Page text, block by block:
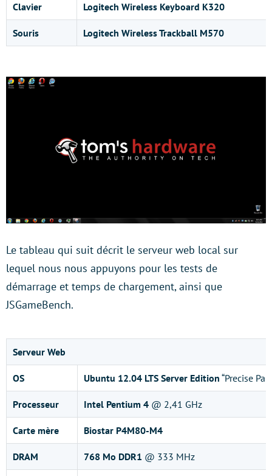
Clavier Logitech Wireless Keyboard K320
Souris Logitech Wireless Trackball M570
Le tableau qui suit décrit le serveur web local sur
lequel nous nous appuyons pour les tests de
démarrage et temps de chargement, ainsi que
JSGameBench.
Serveur Web
OS Ubuntu 12.04 LTS Server Edition “Precise
Processeur Intel Pentium 4 @ 2,41 GHz
Carte mère Biostar P4M80-M4
DRAM 768 Mo DDR1 @ 333 MHz